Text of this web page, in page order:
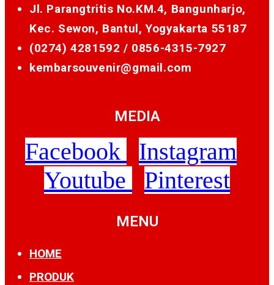
Jl. Parangtritis No.KM.4, Bangunharjo,
Kec. Sewon, Bantul, Yogyakarta 55187
(0274) 4281592 / 0856-4315-7927
kembarsouvenir@gmail.com
MEDIA
Facebook
Instagram
Youtube
Pinterest
MENU
HOME
PRODUK